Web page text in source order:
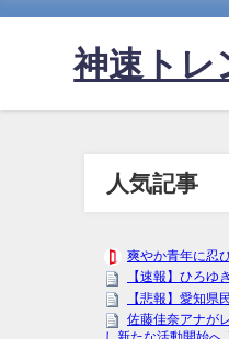
神速トレ
人気記事